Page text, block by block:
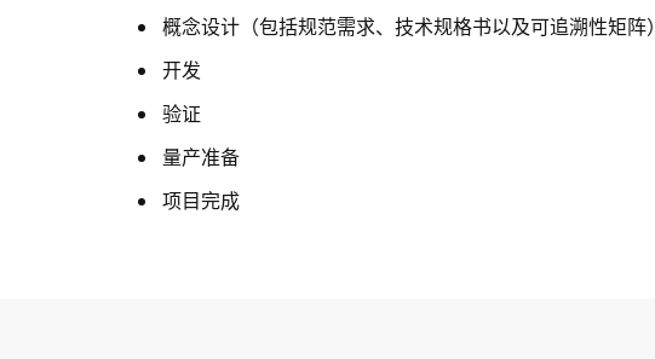
概念设计（包括规范需求、技术规格书以及可追溯性矩阵）
开发
验证
量产准备
项目完成